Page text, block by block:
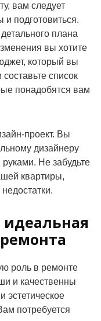
вам следует
и подготовиться.
плана
вы хотите
который вы
список
понадобятся вам
проект. Вы
дизайнеру
Не забудьте
квартиры,
роль в ремонте
и качественны
эстетическое
потребуется